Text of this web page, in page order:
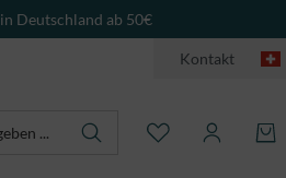
Deutschland ab 50€
Kontakt